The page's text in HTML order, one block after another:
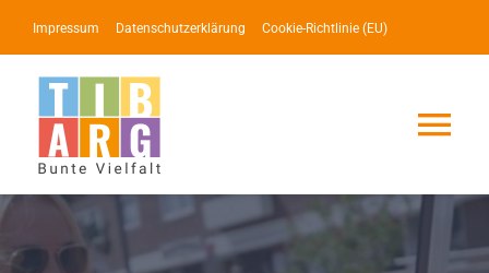
Inhalt
springen
Impressum Datenschutzerklärung Cookie-Richtlinie (EU)